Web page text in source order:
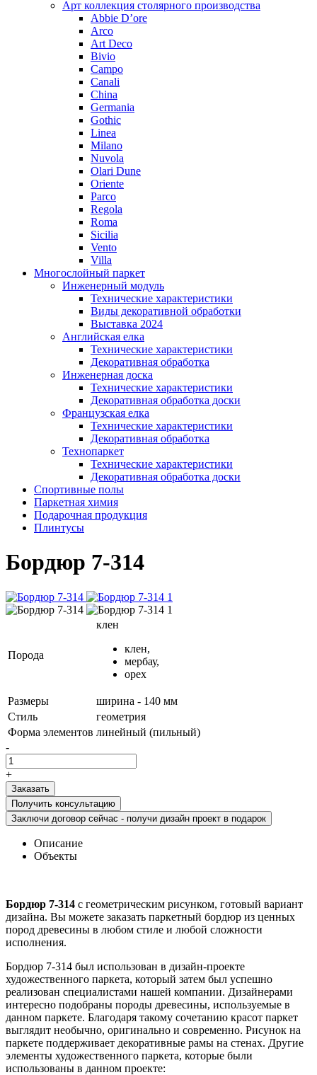
Арт коллекция столярного производства
Abbie D’ore
Arco
Art Deco
Bivio
Campo
Canali
China
Germania
Gothic
Linea
Milano
Nuvola
Olari Dune
Oriente
Parco
Regola
Roma
Sicilia
Vento
Villa
Многослойный паркет
Инженерный модуль
Технические характеристики
Виды декоративной обработки
Выставка 2024
Английская елка
Технические характеристики
Декоративная обработка
Инженерная доска
Технические характеристики
Декоративная обработка доски
Французская елка
Технические характеристики
Декоративная обработка
Технопаркет
Технические характеристики
Декоративная обработка доски
Спортивные полы
Паркетная химия
Подарочная продукция
Плинтусы
Бордюр 7-314
Порода
клен
клен,
мербау,
орех
Размеры
ширина - 140 мм
Стиль
геометрия
Форма элементов линейный (пильный)
-
+
Получить консультацию
Заключи договор сейчас - получи дизайн проект в подарок
Описание
Объекты
Бордюр 7-314 с геометрическим рисунком, готовый вариант
дизайна. Вы можете заказать паркетный бордюр из ценных
пород древесины в любом стиле и любой сложности
исполнения.
Бордюр 7-314 был использован в дизайн-проекте
художественного паркета, который затем был успешно
реализован специалистами нашей компании. Дизайнерами
интересно подобраны породы древесины, используемые в
данном паркете. Благодаря такому сочетанию красот паркет
выглядит необычно, оригинально и современно. Рисунок на
паркете поддерживает декоративные рамы на стенах. Другие
элементы художественного паркета, которые были
использованы в данном проекте: